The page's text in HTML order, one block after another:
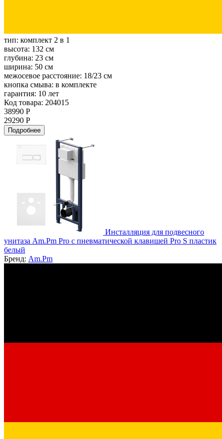
тип: комплект 2 в 1
высота: 132 см
глубина: 23 см
ширина: 50 см
межосевое расстояние: 18/23 см
кнопка смыва: в комплекте
гарантия: 10 лет
Код товара: 204015
38990 Р
29290 Р
Подробнее
Инсталляция для подвесного
унитаза Am.Pm Pro с пневматической клавишей Pro S пластик
белый
Бренд: Am.Pm